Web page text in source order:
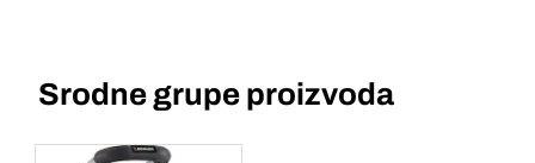
Srodne grupe proizvoda